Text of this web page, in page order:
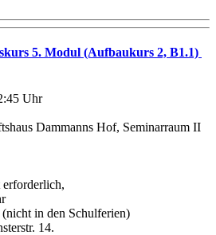
5. Modul (Aufbaukurs 2, B1.1)
Uhr
Dammanns Hof, Seminarraum II
erforderlich,
in den Schulferien)
14.